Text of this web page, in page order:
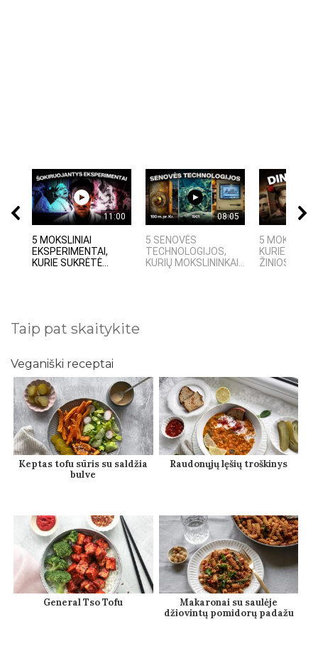
11:00
5 MOKSLINIAI
EKSPERIMENTAI,
KURIE SUKRĖTĖ...
08:05
5 SENOVĖS
TECHNOLOGIJOS,
KURIŲ MOKSLININKAI...
5
KURIE
ŽINIOS PO
Taip pat skaitykite
Veganiški receptai
Keptas tofu sūris su saldžia
bulve
Raudonųjų lęšių troškinys
General Tso Tofu
Makaronai su saulėje
džiovintų pomidorų padažu